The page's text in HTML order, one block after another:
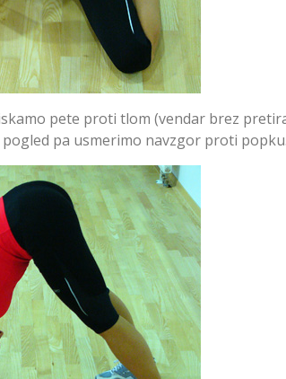
pete proti tlom (vendar brez
pa usmerimo navzgor proti